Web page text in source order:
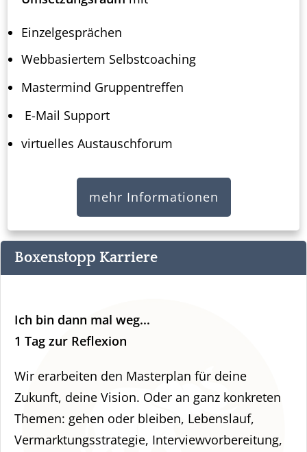
Einzelgesprächen
Webbasiertem Selbstcoaching
Mastermind Gruppentreffen
E-Mail Support
virtuelles Austauschforum
mehr Informationen
Boxenstopp Karriere
Ich bin dann mal weg...
1 Tag zur Reflexion
Wir erarbeiten den Masterplan für deine
Zukunft, deine Vision. Oder an ganz konkreten
Themen: gehen oder bleiben, Lebenslauf,
Vermarktungsstrategie, Interviewvorbereitung,